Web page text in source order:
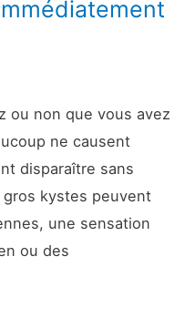
ou non que vous avez
ne causent
disparaître sans
kystes peuvent
une sensation
ou des